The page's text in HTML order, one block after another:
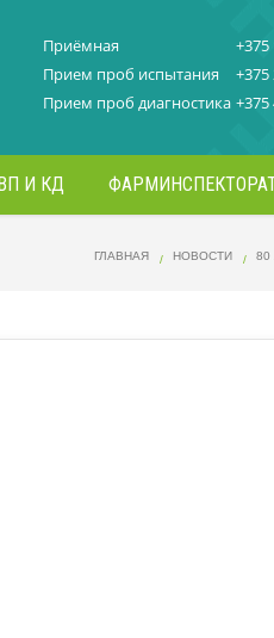
Приёмная
Прием проб испытания
+375
Прием проб диагностика
И КД
ГЛАВНАЯ НОВОСТИ